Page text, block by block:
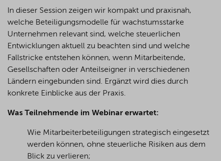
privacy policy .
In dieser Session zeigen wir kompakt und praxisnah,
welche Beteiligungsmodelle für wachstumsstarke
Unternehmen relevant sind, welche steuerlichen
Entwicklungen aktuell zu beachten sind und welche
Fallstricke entstehen können, wenn Mitarbeitende,
Gesellschaften oder Anteilseigner in verschiedenen
Ländern eingebunden sind. Ergänzt wird dies durch
konkrete Einblicke aus der Praxis.
Was Teilnehmende im Webinar erwartet:
Wie Mitarbeiterbeteiligungen strategisch eingesetzt
werden können, ohne steuerliche Risiken aus dem
Blick zu verlieren;